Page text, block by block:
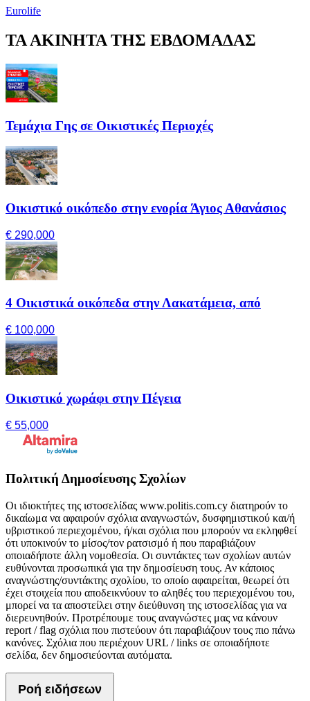
Eurolife
ΤΑ ΑΚΙΝΗΤΑ ΤΗΣ ΕΒΔΟΜΑΔΑΣ
Τεμάχια Γης σε Οικιστικές Περιοχές
Οικιστικό οικόπεδο στην ενορία Άγιος Αθανάσιος
€ 290,000
4 Οικιστικά οικόπεδα στην Λακατάμεια, από
€ 100,000
Οικιστικό χωράφι στην Πέγεια
€ 55,000
Πολιτική Δημοσίευσης Σχολίων
Οι ιδιοκτήτες της ιστοσελίδας www.politis.com.cy διατηρούν το
δικαίωμα να αφαιρούν σχόλια αναγνωστών, δυσφημιστικού και/ή
υβριστικού περιεχομένου, ή/και σχόλια που μπορούν να εκληφθεί
ότι υποκινούν το μίσος/τον ρατσισμό ή που παραβιάζουν
οποιαδήποτε άλλη νομοθεσία. Οι συντάκτες των σχολίων αυτών
ευθύνονται προσωπικά για την δημοσίευση τους. Αν κάποιος
αναγνώστης/συντάκτης σχολίου, το οποίο αφαιρείται, θεωρεί ότι
έχει στοιχεία που αποδεικνύουν το αληθές του περιεχομένου του,
μπορεί να τα αποστείλει στην διεύθυνση της ιστοσελίδας για να
διερευνηθούν. Προτρέπουμε τους αναγνώστες μας να κάνουν
report / flag σχόλια που πιστεύουν ότι παραβιάζουν τους πιο πάνω
κανόνες. Σχόλια που περιέχουν URL / links σε οποιαδήποτε
σελίδα, δεν δημοσιεύονται αυτόματα.
Ροή ειδήσεων